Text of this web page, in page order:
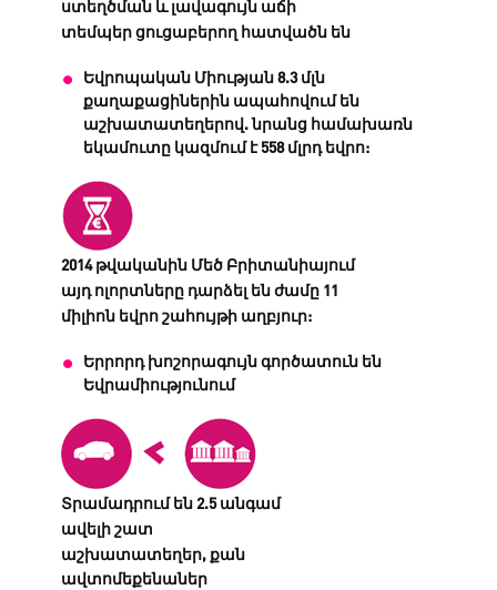
ստեղծման և լավագույն աճի
տեմպեր ցուցաբերող հատվածն են
Եվրոպական Միության 8.3 մլն
քաղաքացիներին ապահովում են
աշխատատեղերով. նրանց համախառն
եկամուտը կազմում է 558 մլրդ եվրո:
2014 թվականին Մեծ Բրիտանիայում
այդ ոլորտները դարձել են ժամը 11
միլիոն եվրո շահույթի աղբյուր:
Երրորդ խոշորագույն գործատուն են
Եվրամիությունում
Տրամադրում են 2.5 անգամ
ավելի շատ
աշխատատեղեր, քան
ավտոմեքենաներ